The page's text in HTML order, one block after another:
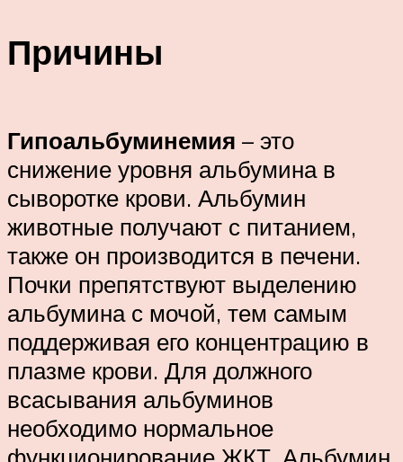
Причины
Гипоальбуминемия – это
снижение уровня альбумина в
сыворотке крови. Альбумин
животные получают с питанием,
также он производится в печени.
Почки препятствуют выделению
альбумина с мочой, тем самым
поддерживая его концентрацию в
плазме крови. Для должного
всасывания альбуминов
необходимо нормальное